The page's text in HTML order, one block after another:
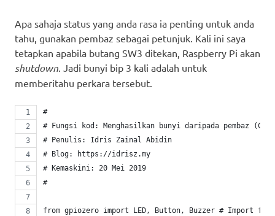
Apa sahaja status yang anda rasa ia penting untuk anda
tahu, gunakan pembaz sebagai petunjuk. Kali ini saya
tetapkan apabila butang SW3 ditekan, Raspberry Pi akan
shutdown. Jadi bunyi bip 3 kali adalah untuk
memberitahu perkara tersebut.
#
# Fungsi kod: Menghasilkan bunyi daripada pembaz
# Penulis: Idris Zainal Abidin
# Blog: https://idrisz.my
# Kemaskini: 20 Mei 2019
#
from gpiozero import LED, Button, Buzzer # Import